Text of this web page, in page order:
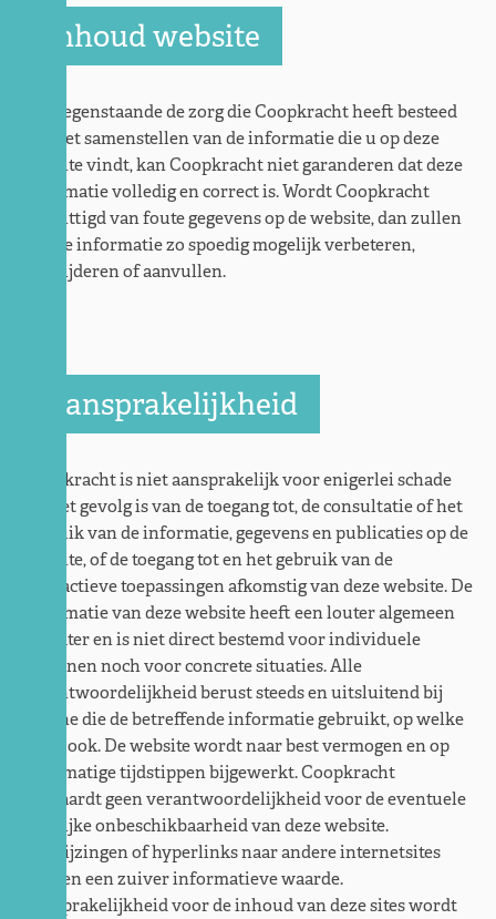
Inhoud website
Niettegenstaande de zorg die Coopkracht heeft besteed
aan het samenstellen van de informatie die u op deze
website vindt, kan Coopkracht niet garanderen dat deze
informatie volledig en correct is. Wordt Coopkracht
verwittigd van foute gegevens op de website, dan zullen
we die informatie zo spoedig mogelijk verbeteren,
verwijderen of aanvullen.
Aansprakelijkheid
Coopkracht is niet aansprakelijk voor enigerlei schade
die het gevolg is van de toegang tot, de consultatie of het
gebruik van de informatie, gegevens en publicaties op de
website, of de toegang tot en het gebruik van de
interactieve toepassingen afkomstig van deze website. De
informatie van deze website heeft een louter algemeen
karakter en is niet direct bestemd voor individuele
personen noch voor concrete situaties. Alle
verantwoordelijkheid berust steeds en uitsluitend bij
degene die de betreffende informatie gebruikt, op welke
wijze ook. De website wordt naar best vermogen en op
regelmatige tijdstippen bijgewerkt. Coopkracht
aanvaardt geen verantwoordelijkheid voor de eventuele
tijdelijke onbeschikbaarheid van deze website.
Verwijzingen of hyperlinks naar andere internetsites
hebben een zuiver informatieve waarde.
Aansprakelijkheid voor de inhoud van deze sites wordt